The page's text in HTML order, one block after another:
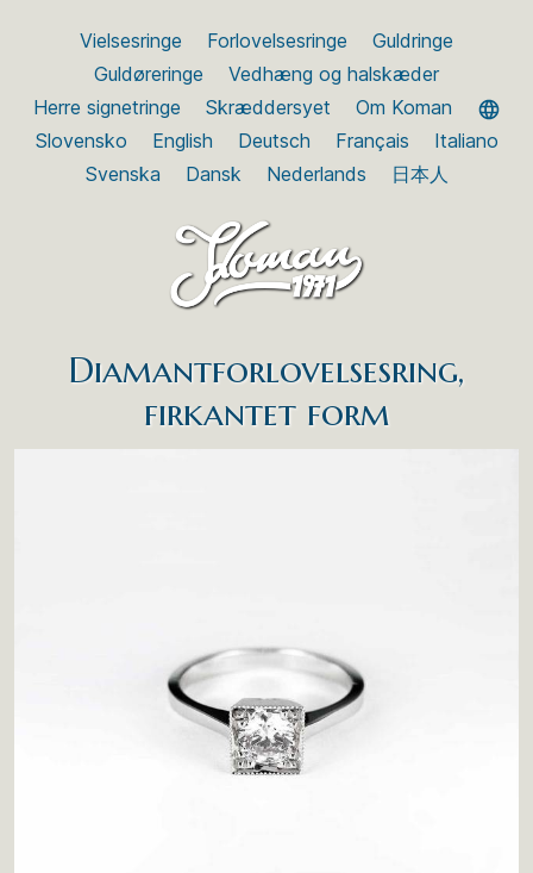
Vielsesringe Forlovelsesringe
Guldringe
Guldøreringe
Vedhæng og halskæder
Herre signetringe
Skræddersyet
Om Koman
Slovensko
English Deutsch Français
Italiano
Svenska
Dansk Nederlands 日本人
Diamantforlovelsesring,
firkantet form